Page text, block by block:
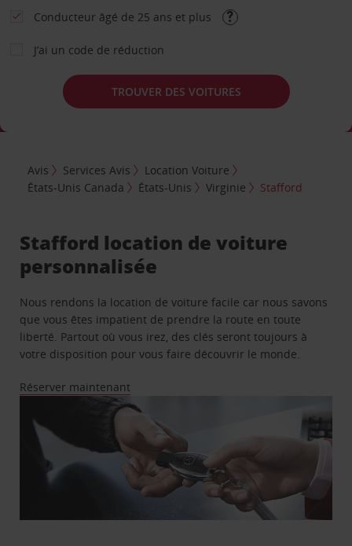
Conducteur âgé de 25 ans et plus
J’ai un code de réduction
TROUVER DES VOITURES
Avis Services Avis
Location Voiture
États-Unis Canada
États-Unis Virginie Stafford
Stafford location de voiture
personnalisée
Nous rendons la location de voiture facile car nous savons
que vous êtes impatient de prendre la route en toute
liberté. Partout où vous irez, des clés seront toujours à
votre disposition pour vous faire découvrir le monde.
Réserver maintenant